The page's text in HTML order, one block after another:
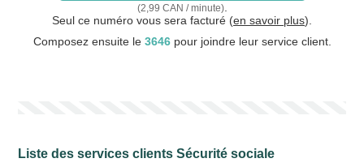
(2,99 CAN / minute).
Seul ce numéro vous sera facturé (en savoir plus).
Composez ensuite le 3646pour joindre leur service client.
Liste des services clients Sécurité sociale